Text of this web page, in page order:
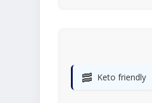
🥓 Keto friendly